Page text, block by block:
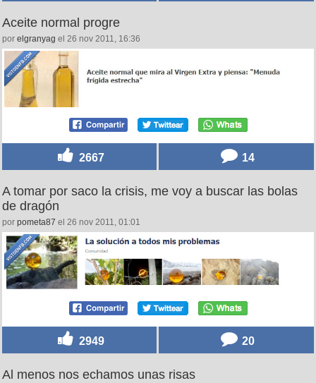
Aceite normal progre
por elgranyag el 26 nov 2011, 16:36
2667 14
A tomar por saco la crisis, me voy a buscar las bolas
de dragón
por pometa87 el 26 nov 2011, 01:01
2949 20
Al menos nos echamos unas risas